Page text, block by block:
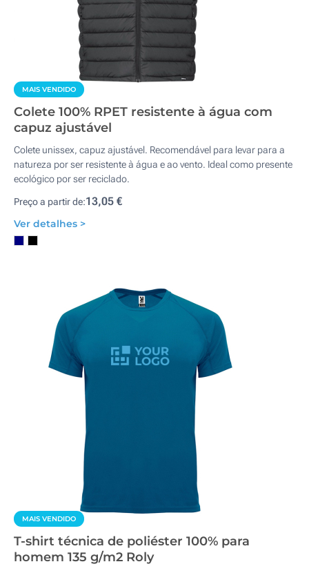
MAIS VENDIDO
Colete 100% RPET resistente à água com
capuz ajustável
Colete unissex, capuz ajustável. Recomendável para levar para a
natureza por ser resistente à água e ao vento. Ideal como presente
ecológico por ser reciclado.
Preço a partir de:13,05 €
Ver detalhes >
MAIS VENDIDO
T-shirt técnica de poliéster 100% para
homem 135 g/m2 Roly